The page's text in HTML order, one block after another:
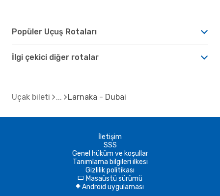
Popüler Uçuş Rotaları
İlgi çekici diğer rotalar
Uçak bileti Larnaka - Dubai
İletişim
SSS
Genel hüküm ve koşullar
Tanımlama bilgileri ilkesi
Gizlilik politikası
d Masaüstü sürümü
A Android uygulaması